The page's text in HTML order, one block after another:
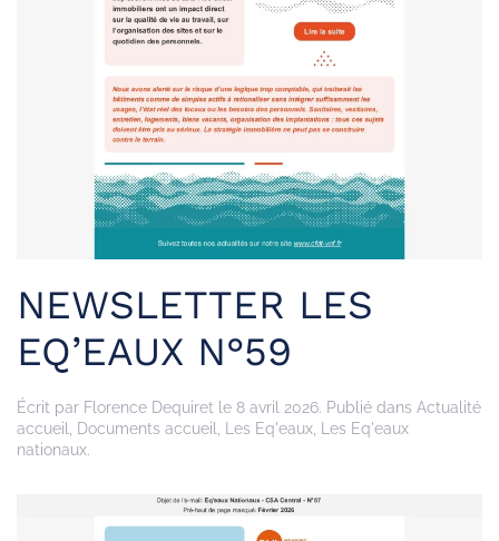
NEWSLETTER LES
EQ’EAUX N°59
Écrit par Florence Dequiret le 8 avril 2026. Publié dans Actualité
accueil, Documents accueil, Les Eq'eaux, Les Eq'eaux
nationaux.